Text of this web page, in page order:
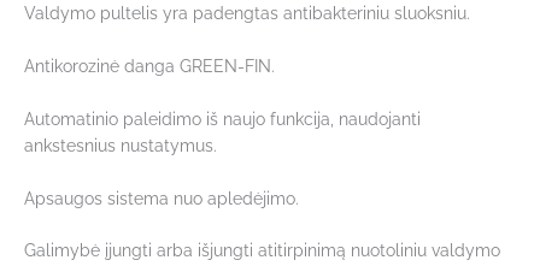
Valdymo pultelis yra padengtas antibakteriniu sluoksniu.
Antikorozinė danga GREEN-FIN.
Automatinio paleidimo iš naujo funkcija, naudojanti
ankstesnius nustatymus.
Apsaugos sistema nuo apledėjimo.
Galimybė įjungti arba išjungti atitirpinimą nuotoliniu valdymo